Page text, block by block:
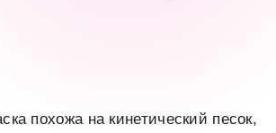
похожа на кинетический песок,